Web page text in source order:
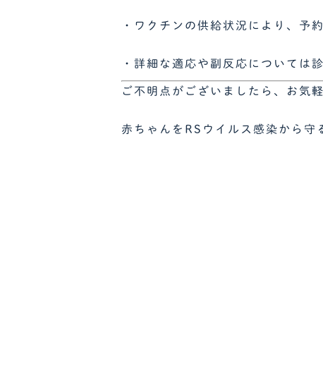
・ワクチンの供給状況により、予
・詳細な適応や副反応については
ご不明点がございましたら、お気
赤ちゃんをRSウイルス感染から守